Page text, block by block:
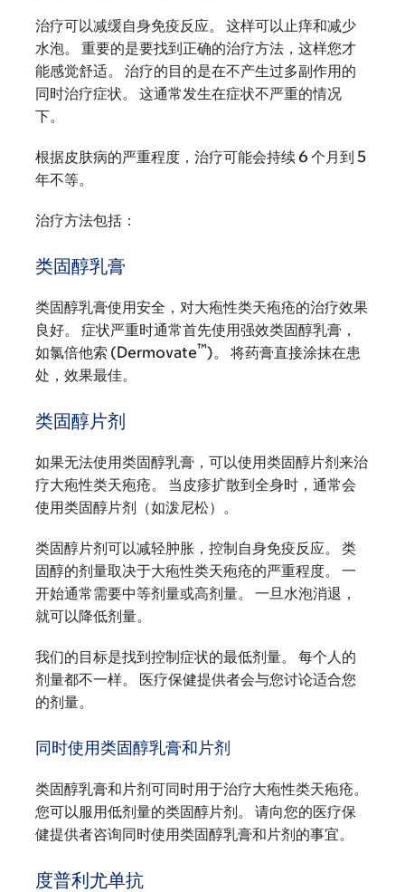
治疗可以减缓自身免疫反应。 这样可以止痒和减少
水泡。 重要的是要找到正确的治疗方法，这样您才
能感觉舒适。 治疗的目的是在不产生过多副作用的
同时治疗症状。 这通常发生在症状不严重的情况
下。
根据皮肤病的严重程度，治疗可能会持续 6 个月到 5
年不等。
治疗方法包括：
类固醇乳膏
类固醇乳膏使用安全，对大疱性类天疱疮的治疗效果
良好。 症状严重时通常首先使用强效类固醇乳膏，
如氯倍他索 (Dermovate™)。 将药膏直接涂抹在患
处，效果最佳。
类固醇片剂
如果无法使用类固醇乳膏，可以使用类固醇片剂来治
疗大疱性类天疱疮。 当皮疹扩散到全身时，通常会
使用类固醇片剂（如泼尼松）。
类固醇片剂可以减轻肿胀，控制自身免疫反应。 类
固醇的剂量取决于大疱性类天疱疮的严重程度。 一
开始通常需要中等剂量或高剂量。 一旦水泡消退，
就可以降低剂量。
我们的目标是找到控制症状的最低剂量。 每个人的
剂量都不一样。 医疗保健提供者会与您讨论适合您
的剂量。
同时使用类固醇乳膏和片剂
类固醇乳膏和片剂可同时用于治疗大疱性类天疱疮。
您可以服用低剂量的类固醇片剂。 请向您的医疗保
健提供者咨询同时使用类固醇乳膏和片剂的事宜。
度普利尤单抗